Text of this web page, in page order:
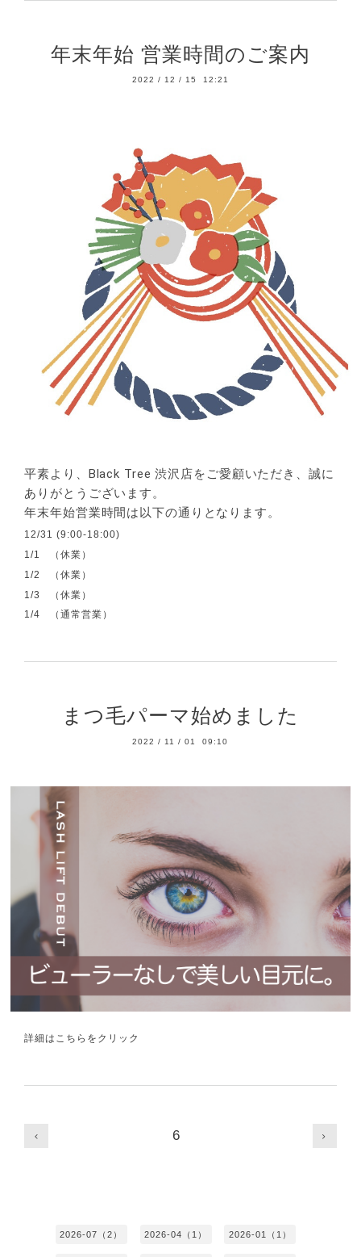
年末年始 営業時間のご案内
2022 / 12 / 15 12:21
平素より、Black Tree 渋沢店をご愛顧いただき、誠に
ありがとうございます。
年末年始営業時間は以下の通りとなります。
12/31 (9:00-18:00)
1/1 （休業）
1/2 （休業）
1/3 （休業）
1/4 （通常営業）
まつ毛パーマ始めました
2022 / 11 /01 09:10
詳細はこちらをクリック
6
2026-07（2） 2026-04（1） 2026-01（1）